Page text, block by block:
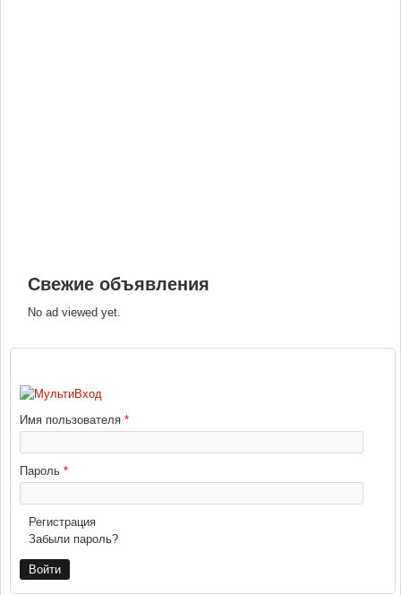
Свежие объявления
No ad viewed yet.
Имя пользователя *
Пароль *
Регистрация
Забыли пароль?